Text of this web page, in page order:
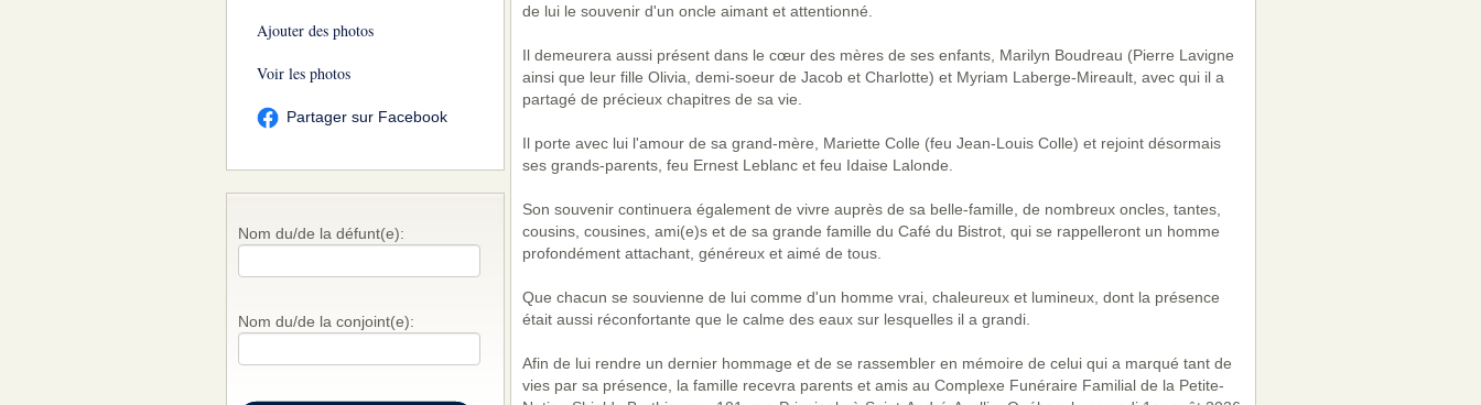
Ajouter des photos
Voir les photos
Partager sur Facebook
Nom du/de la défunt(e):
Nom du/de la conjoint(e):
de lui le souvenir d'un oncle aimant et attentionné.
Il demeurera aussi présent dans le cœur des mères de ses enfants, Marilyn Boudreau (Pierre Lavigne
ainsi que leur fille Olivia, demi-soeur de Jacob et Charlotte) et Myriam Laberge-Mireault, avec qui il a
partagé de précieux chapitres de sa vie.
Il porte avec lui l'amour de sa grand-mère, Mariette Colle (feu Jean-Louis Colle) et rejoint désormais
ses grands-parents, feu Ernest Leblanc et feu Idaise Lalonde.
Son souvenir continuera également de vivre auprès de sa belle-famille, de nombreux oncles, tantes,
cousins, cousines, ami(e)s et de sa grande famille du Café du Bistrot, qui se rappelleront un homme
profondément attachant, généreux et aimé de tous.
Que chacun se souvienne de lui comme d'un homme vrai, chaleureux et lumineux, dont la présence
était aussi réconfortante que le calme des eaux sur lesquelles il a grandi.
Afin de lui rendre un dernier hommage et de se rassembler en mémoire de celui qui a marqué tant de
vies par sa présence, la famille recevra parents et amis au Complexe Funéraire Familial de la Petite-